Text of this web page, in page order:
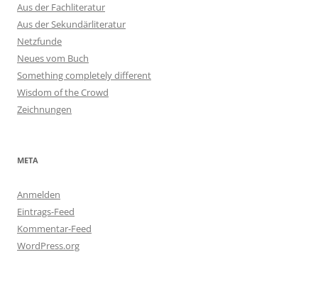
Aus der Fachliteratur
Aus der Sekundärliteratur
Netzfunde
Neues vom Buch
Something completely different
Wisdom of the Crowd
Zeichnungen
META
Anmelden
Eintrags-Feed
Kommentar-Feed
WordPress.org